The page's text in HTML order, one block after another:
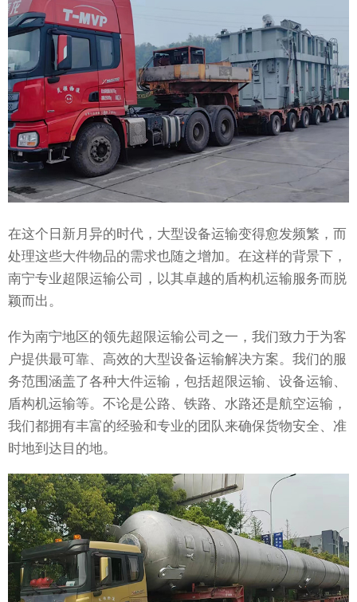
在这个日新月异的时代，大型设备运输变得愈发频繁，而
处理这些大件物品的需求也随之增加。在这样的背景下，
南宁专业超限运输公司，以其卓越的盾构机运输服务而脱
颖而出。
作为南宁地区的领先超限运输公司之一，我们致力于为客
户提供最可靠、高效的大型设备运输解决方案。我们的服
务范围涵盖了各种大件运输，包括超限运输、设备运输、
盾构机运输等。不论是公路、铁路、水路还是航空运输，
我们都拥有丰富的经验和专业的团队来确保货物安全、准
时地到达目的地。